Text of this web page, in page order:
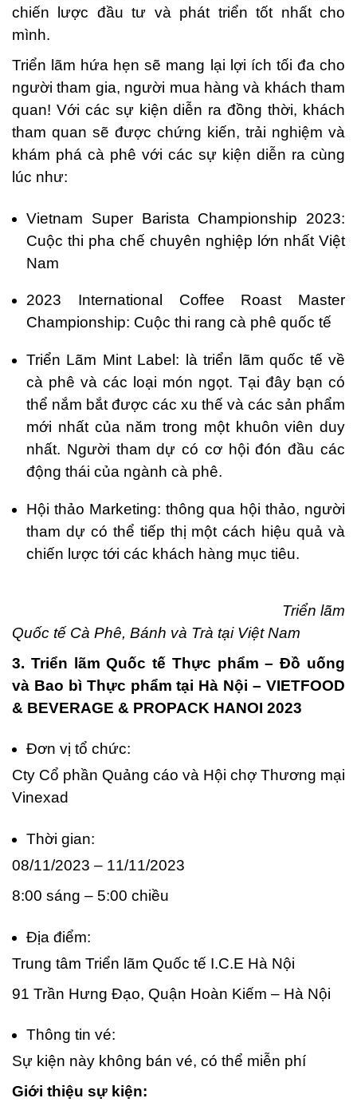
chiến lược đầu tư và phát triển tốt nhất cho
mình.
Triển lãm hứa hẹn sẽ mang lại lợi ích tối đa cho
người tham gia, người mua hàng và khách tham
quan! Với các sự kiện diễn ra đồng thời, khách
tham quan sẽ được chứng kiến, trải nghiệm và
khám phá cà phê với các sự kiện diễn ra cùng
lúc như:
Vietnam Super Barista Championship 2023:
Cuộc thi pha chế chuyên nghiệp lớn nhất Việt
Nam
2023 International Coffee Roast Master
Championship: Cuộc thi rang cà phê quốc tế
Triển Lãm Mint Label: là triển lãm quốc tế về
cà phê và các loại món ngọt. Tại đây bạn có
thể nắm bắt được các xu thế và các sản phẩm
mới nhất của năm trong một khuôn viên duy
nhất. Người tham dự có cơ hội đón đầu các
động thái của ngành cà phê.
Hội thảo Marketing: thông qua hội thảo, người
tham dự có thể tiếp thị một cách hiệu quả và
chiến lược tới các khách hàng mục tiêu.
Triển lãm
Quốc tế Cà Phê, Bánh và Trà tại Việt Nam
3. Triển lãm Quốc tế Thực phẩm – Đồ uống
và Bao bì Thực phẩm tại Hà Nội – VIETFOOD
& BEVERAGE & PROPACK HANOI 2023
Đơn vị tổ chức:
Cty Cổ phần Quảng cáo và Hội chợ Thương mại
Vinexad
Thời gian:
08/11/2023 – 11/11/2023
8:00 sáng – 5:00 chiều
Địa điểm:
Trung tâm Triển lãm Quốc tế I.C.E Hà Nội
91 Trần Hưng Đạo, Quận Hoàn Kiếm – Hà Nội
Thông tin vé:
Sự kiện này không bán vé, có thể miễn phí
Giới thiệu sự kiện: